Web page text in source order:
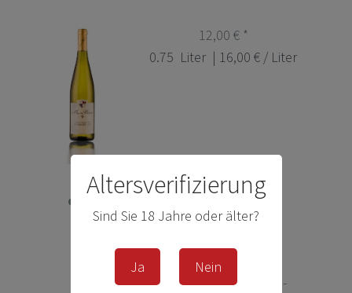
Altersverifizierung
Sind Sie 18 Jahre oder älter?
Ja Nein
12,00 € *
0.75 Liter | 16,00 € / Liter
Paket Château Jolys -